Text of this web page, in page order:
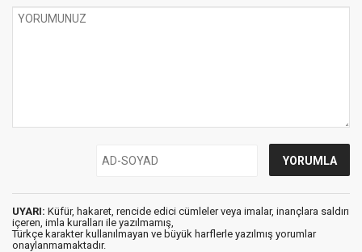
UYARI: Küfür, hakaret, rencide edici cümleler veya imalar, inançlara saldırı
içeren, imla kuralları ile yazılmamış,
Türkçe karakter kullanılmayan ve büyük harflerle yazılmış yorumlar
onaylanmamaktadır.